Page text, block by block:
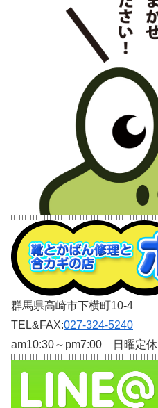
群馬県高崎市下横町10-4
TEL&FAX:027-324-5240
am10:30～pm7:00 日曜定休